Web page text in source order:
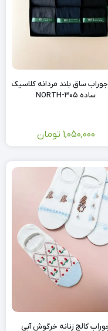
ساق بلند مردانه کلاسیک
ساده NORTH-305
1,050,000 تومان
کالج زنانه خرگوش آبی